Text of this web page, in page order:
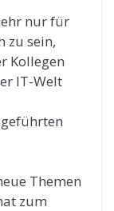
nur für
zu sein,
Kollegen
IT-Welt
Themen
zum